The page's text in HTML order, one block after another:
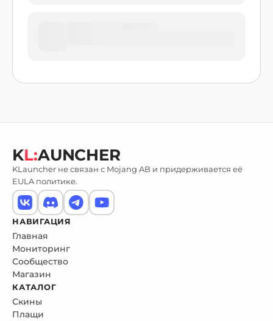
KL:AUNCHER
KLauncher не связан с Mojang AB и придерживается её
EULA политике.
НАВИГАЦИЯ
Главная
Мониторинг
Сообщество
Магазин
КАТАЛОГ
Скины
Плащи